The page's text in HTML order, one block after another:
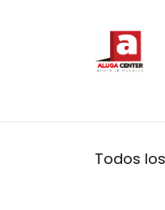
Todos